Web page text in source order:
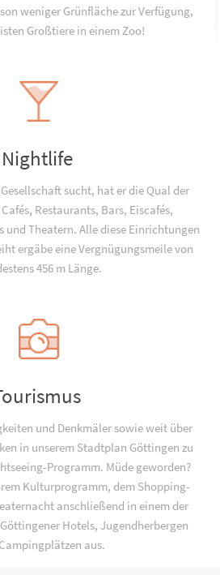
weniger Grünfläche zur Verfügung,
Großtiere in einem Zoo!
Nightlife
sucht, hat er die Qual der
Restaurants, Bars, Eiscafés,
und Theatern. Alle diese Einrichtungen
ergäbe eine Vergnügungsmeile von
456 m Länge.
und Denkmäler sowie weit über
in unserem Stadtplan Göttingen zu
Programm. Müde geworden?
Kulturprogramm, dem Shopping-
anschließend in einem der
Hotels, Jugend­­herbergen
aus.